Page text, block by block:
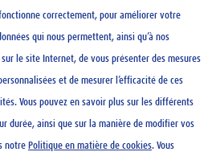
Ovomaltine chocolat noir
100 g
correctement, pour améliorer votre
qui nous permettent, ainsi qu’à nos
le site Internet, de vous présenter des mesures
et de mesurer l’efficacité de ces
Vous pouvez en savoir plus sur les différents
durée, ainsi que sur la manière de modifier vos
notre Politique en matière de cookies. Vous